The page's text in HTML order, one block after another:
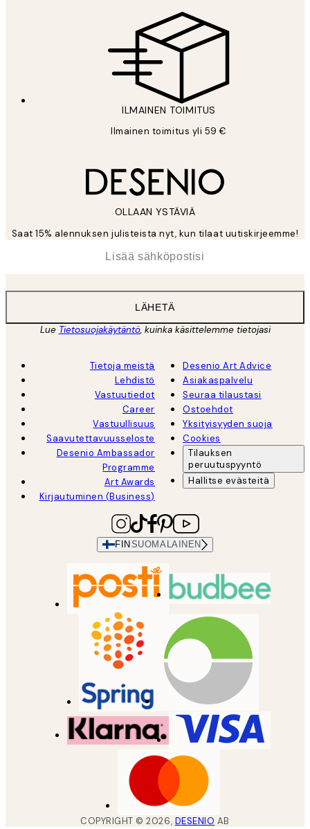
ILMAINEN TOIMITUS
Ilmainen toimitus yli 59 €
OLLAAN YSTÄVIÄ
Saat 15% alennuksen julisteista nyt, kun tilaat uutiskirjeemme!
LÄHETÄ
Lue Tietosuojakäytäntö, kuinka käsittelemme tietojasi
Tietoja meistä
Lehdistö
Vastuutiedot
Career
Vastuullisuus
Saavutettavuusseloste
Desenio Ambassador
Programme
Art Awards
Kirjautuminen (Business)
Desenio Art Advice
Asiakaspalvelu
Seuraa tilaustasi
Ostoehdot
Yksityisyyden suoja
Cookies
Tilauksen
peruutuspyyntö
Hallitse evästeitä
FIN SUOMALAINEN
COPYRIGHT ©2026, DESENIO AB